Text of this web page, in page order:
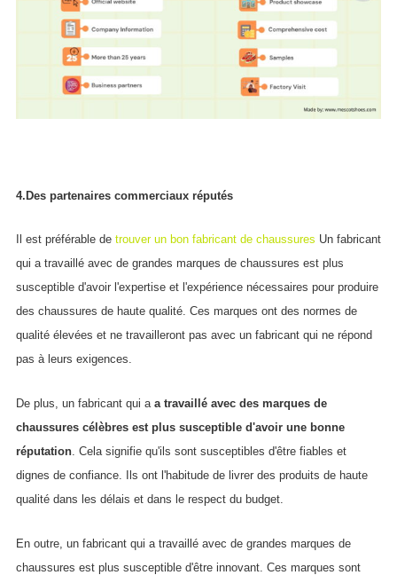
4.Des partenaires commerciaux réputés
Il est préférable de trouver un bon fabricant de chaussures Un fabricant
qui a travaillé avec de grandes marques de chaussures est plus
susceptible d'avoir l'expertise et l'expérience nécessaires pour produire
des chaussures de haute qualité. Ces marques ont des normes de
qualité élevées et ne travailleront pas avec un fabricant qui ne répond
pas à leurs exigences.
De plus, un fabricant qui a a travaillé avec des marques de
chaussures célèbres est plus susceptible d'avoir une bonne
réputation. Cela signifie qu'ils sont susceptibles d'être fiables et
dignes de confiance. Ils ont l'habitude de livrer des produits de haute
qualité dans les délais et dans le respect du budget.
En outre, un fabricant qui a travaillé avec de grandes marques de
chaussures est plus susceptible d'être innovant. Ces marques sont